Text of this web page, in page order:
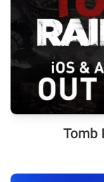
Tomb